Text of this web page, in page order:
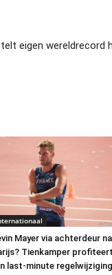
eigen wereldrecord
Mayer via achterdeur
Tienkamper profiteert
last-minute regelwijziging